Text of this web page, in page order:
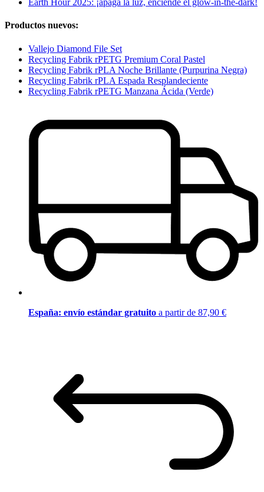
Earth Hour 2025: ¡apaga la luz, enciende el glow-in-the-dark!
Productos nuevos:
Vallejo Diamond File Set
Recycling Fabrik rPETG Premium Coral Pastel
Recycling Fabrik rPLA Noche Brillante (Purpurina Negra)
Recycling Fabrik rPLA Espada Resplandeciente
Recycling Fabrik rPETG Manzana Ácida (Verde)
España: envío estándar gratuito a partir de 87,90 €